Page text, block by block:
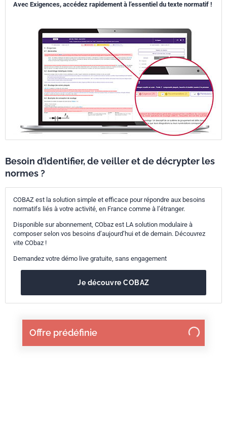
Offre prédéfinie
Avec Exigences, accédez rapidement à l’essentiel du texte normatif !
Besoin d’identifier, de veiller et de décrypter les
normes ?
COBAZ est la solution simple et efficace pour répondre aux besoins
normatifs liés à votre activité, en France comme à l’étranger.
Disponible sur abonnement, CObaz est LA solution modulaire à
composer selon vos besoins d’aujourd’hui et de demain. Découvrez
vite CObaz !
Demandez votre démo live gratuite, sans engagement
Je découvre COBAZ